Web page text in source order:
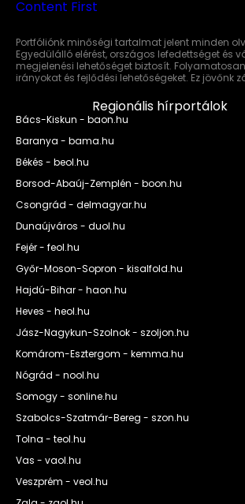
Portfóliónk minőségi tartalmat jelent minden
Egyedülálló elérést, országos lefedettséget és
megjelenési lehetőséget biztosít.
irányokat és fejlődési lehetőségeket. Ez jövőnk
Regionális hírportálok
Bács-Kiskun - baon.hu
Baranya - bama.hu
Békés - beol.hu
Borsod-Abaúj-Zemplén - boon.hu
Csongrád - delmagyar.hu
Dunaújváros - duol.hu
Fejér - feol.hu
Győr-Moson-Sopron - kisalfold.hu
Hajdú-Bihar - haon.hu
Heves - heol.hu
Jász-Nagykun-Szolnok - szoljon.hu
Komárom-Esztergom - kemma.hu
Nógrád - nool.hu
Somogy - sonline.hu
Szabolcs-Szatmár-Bereg - szon.hu
Tolna - teol.hu
Vas - vaol.hu
Veszprém - veol.hu